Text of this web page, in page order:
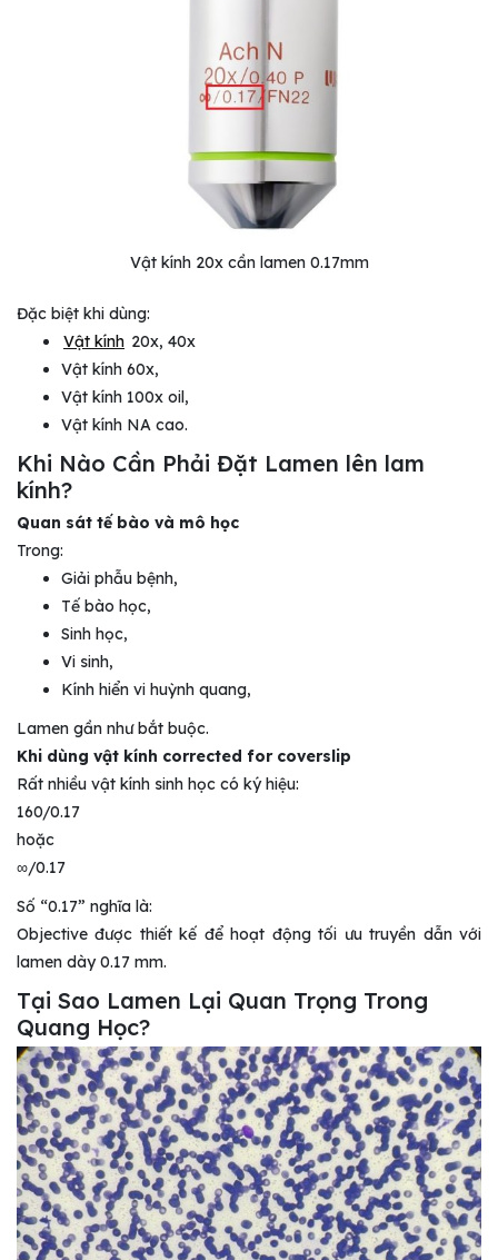
Vật kính 20x cần lamen 0.17mm
Đặc biệt khi dùng:
Vật kính 20x, 40x
Vật kính 60x,
Vật kính 100x oil,
Vật kính NA cao.
Khi Nào Cần Phải Đặt Lamen lên lam
kính?
Quan sát tế bào và mô học
Trong:
Giải phẫu bệnh,
Tế bào học,
Sinh học,
Vi sinh,
Kính hiển vi huỳnh quang,
Lamen gần như bắt buộc.
Khi dùng vật kính corrected for coverslip
Rất nhiều vật kính sinh học có ký hiệu:
160/0.17
hoặc
∞/0.17
Số “0.17” nghĩa là:
Objective được thiết kế để hoạt động tối ưu truyền dẫn với
lamen dày 0.17 mm.
Tại Sao Lamen Lại Quan Trọng Trong
Quang Học?